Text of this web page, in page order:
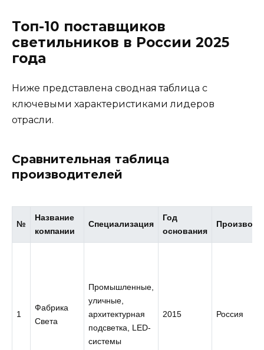
Топ-10 поставщиков
светильников в России 2025
года
Ниже представлена сводная таблица с
ключевыми характеристиками лидеров
отрасли.
Сравнительная таблица
производителей
№
Название
компании
Специализация
Год
основания
1
Фабрика
Света
Промышленные,
уличные,
архитектурная
подсветка, LED-
системы
2015 Россия